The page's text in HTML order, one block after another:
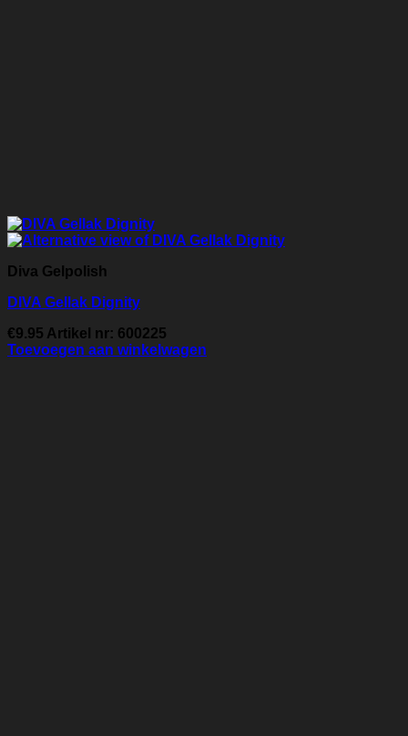
Diva Gelpolish
DIVA Gellak Dignity
€9.95 Artikel nr: 600225
Toevoegen aan winkelwagen